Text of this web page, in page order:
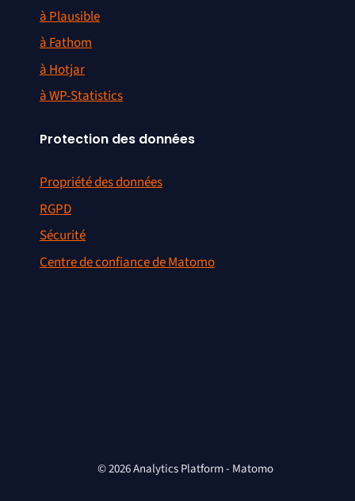
à Plausible
à Fathom
à Hotjar
à WP-Statistics
Protection des données
Propriété des données
RGPD
Sécurité
Centre de confiance de Matomo
© 2026 Analytics Platform - Matomo